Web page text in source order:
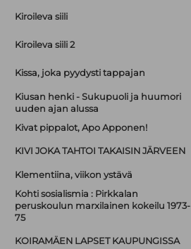
Kiroileva siili
Kiroileva siili 2
Kissa, joka pyydysti tappajan
Kiusan henki - Sukupuoli ja huumori
uuden ajan alussa
Kivat pippalot, Apo Apponen!
KIVI JOKA TAHTOI TAKAISIN JÄRVEEN
Klementiina, viikon ystävä
Kohti sosialismia : Pirkkalan
peruskoulun marxilainen kokeilu 1973-
75
KOIRAMÄEN LAPSET KAUPUNGISSA